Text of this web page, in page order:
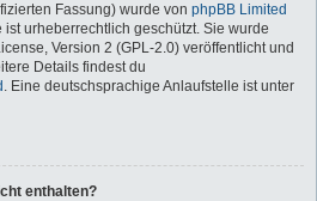
Fassung) wurde von phpBB Limited
urheberrechtlich geschützt. Sie wurde
Version 2 (GPL-2.0) veröffentlicht und
Details findest du
. Eine deutschsprachige Anlaufstelle ist unter
enthalten?